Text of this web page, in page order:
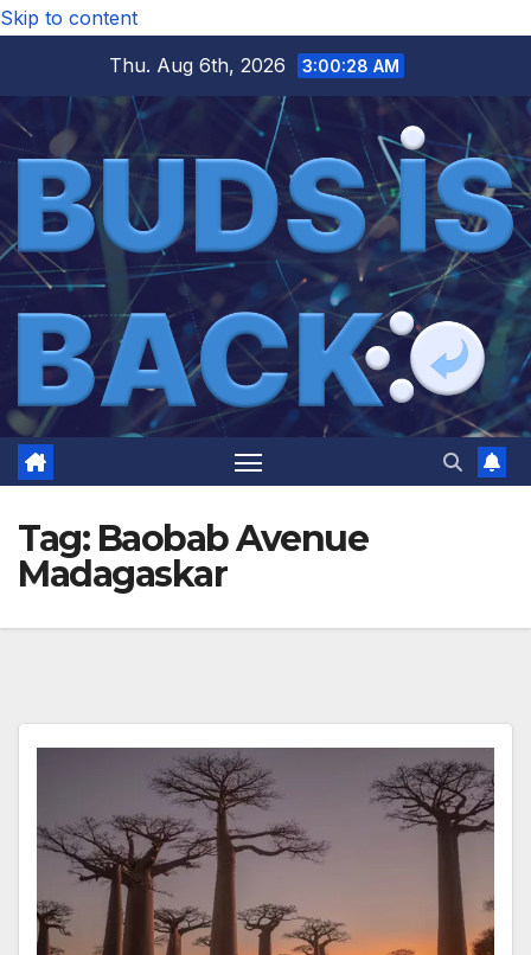
Skip to content
Thu. Aug 6th, 2026
3:00:28 AM
Tag: Baobab Avenue
Madagaskar